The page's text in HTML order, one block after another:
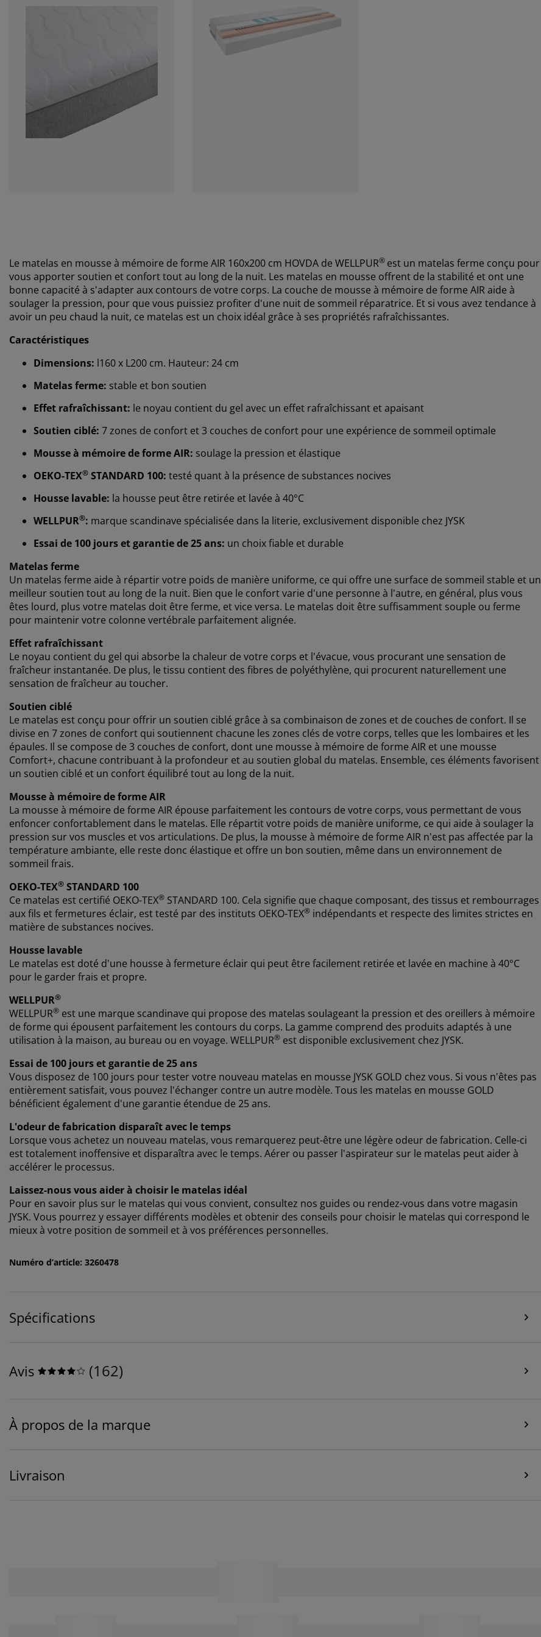
Le matelas en mousse à mémoire de forme AIR 160x200 cm HOVDA de WELLPUR® est un matelas ferme conçu pour
vous apporter soutien et confort tout au long de la nuit. Les matelas en mousse offrent de la stabilité et ont une
bonne capacité à s'adapter aux contours de votre corps. La couche de mousse à mémoire de forme AIR aide à
soulager la pression, pour que vous puissiez profiter d'une nuit de sommeil réparatrice. Et si vous avez tendance à
avoir un peu chaud la nuit, ce matelas est un choix idéal grâce à ses propriétés rafraîchissantes.
Caractéristiques
Dimensions: l160 x L200 cm. Hauteur: 24 cm
Matelas ferme: stable et bon soutien
Effet rafraîchissant: le noyau contient du gel avec un effet rafraîchissant et apaisant
Soutien ciblé: 7 zones de confort et 3 couches de confort pour une expérience de sommeil optimale
Mousse à mémoire de forme AIR: soulage la pression et élastique
OEKO-TEX® STANDARD 100: testé quant à la présence de substances nocives
Housse lavable: la housse peut être retirée et lavée à 40°C
WELLPUR®: marque scandinave spécialisée dans la literie, exclusivement disponible chez JYSK
Essai de 100 jours et garantie de 25 ans: un choix fiable et durable
Matelas ferme
Un matelas ferme aide à répartir votre poids de manière uniforme, ce qui offre une surface de sommeil stable et un
meilleur soutien tout au long de la nuit. Bien que le confort varie d'une personne à l'autre, en général, plus vous
êtes lourd, plus votre matelas doit être ferme, et vice versa. Le matelas doit être suffisamment souple ou ferme
pour maintenir votre colonne vertébrale parfaitement alignée.
Effet rafraîchissant
Le noyau contient du gel qui absorbe la chaleur de votre corps et l'évacue, vous procurant une sensation de
fraîcheur instantanée. De plus, le tissu contient des fibres de polyéthylène, qui procurent naturellement une
sensation de fraîcheur au toucher.
Soutien ciblé
Le matelas est conçu pour offrir un soutien ciblé grâce à sa combinaison de zones et de couches de confort. Il se
divise en 7 zones de confort qui soutiennent chacune les zones clés de votre corps, telles que les lombaires et les
épaules. Il se compose de 3 couches de confort, dont une mousse à mémoire de forme AIR et une mousse
Comfort+, chacune contribuant à la profondeur et au soutien global du matelas. Ensemble, ces éléments favorisent
un soutien ciblé et un confort équilibré tout au long de la nuit.
Mousse à mémoire de forme AIR
La mousse à mémoire de forme AIR épouse parfaitement les contours de votre corps, vous permettant de vous
enfoncer confortablement dans le matelas. Elle répartit votre poids de manière uniforme, ce qui aide à soulager la
pression sur vos muscles et vos articulations. De plus, la mousse à mémoire de forme AIR n'est pas affectée par la
température ambiante, elle reste donc élastique et offre un bon soutien, même dans un environnement de
sommeil frais.
OEKO-TEX® STANDARD 100
Ce matelas est certifié OEKO-TEX® STANDARD 100. Cela signifie que chaque composant, des tissus et rembourrages
aux fils et fermetures éclair, est testé par des instituts OEKO-TEX® indépendants et respecte des limites strictes en
matière de substances nocives.
Housse lavable
Le matelas est doté d'une housse à fermeture éclair qui peut être facilement retirée et lavée en machine à 40°C
pour le garder frais et propre.
WELLPUR®
WELLPUR® est une marque scandinave qui propose des matelas soulageant la pression et des oreillers à mémoire
de forme qui épousent parfaitement les contours du corps. La gamme comprend des produits adaptés à une
utilisation à la maison, au bureau ou en voyage. WELLPUR® est disponible exclusivement chez JYSK.
Essai de 100 jours et garantie de 25 ans
Vous disposez de 100 jours pour tester votre nouveau matelas en mousse JYSK GOLD chez vous. Si vous n'êtes pas
entièrement satisfait, vous pouvez l'échanger contre un autre modèle. Tous les matelas en mousse GOLD
bénéficient également d'une garantie étendue de 25 ans.
L'odeur de fabrication disparaît avec le temps
Lorsque vous achetez un nouveau matelas, vous remarquerez peut-être une légère odeur de fabrication. Celle-ci
est totalement inoffensive et disparaîtra avec le temps. Aérer ou passer l'aspirateur sur le matelas peut aider à
accélérer le processus.
Laissez-nous vous aider à choisir le matelas idéal
Pour en savoir plus sur le matelas qui vous convient, consultez nos guides ou rendez-vous dans votre magasin
JYSK. Vous pourrez y essayer différents modèles et obtenir des conseils pour choisir le matelas qui correspond le
mieux à votre position de sommeil et à vos préférences personnelles.
Numéro d’article: 3260478
Spécifications
Avis (162)
À propos de la marque
Livraison